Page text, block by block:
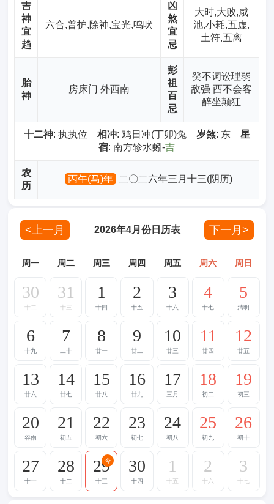
吉
神
宜
趋
六合,普护,除神,宝光,鸣吠
凶
煞
宜
忌
大时,大败,咸
池,小耗,五虚,
土符,五离
胎
神
房床门 外西南
彭
祖
百
忌
癸不词讼理弱
敌强 酉不会客
醉坐颠狂
十二神: 执执位 相冲: 鸡日冲(丁卯)兔 岁煞: 东 星
宿: 南方轸水蚓-吉
农
历
丙午(马)年 二〇二六年三月十三(阴历)
<上一月 2026年4月份日历表 下一月>
周一 周二 周三 周四 周五 周六 周日
30
十二
31
十三
1
十四
2
十五
3
十六
4
十七
5
清明
6
十九
7
二十
8
廿一
9
廿二
10
廿三
11
廿四
12
廿五
13
廿六
14
廿七
15
廿八
16
廿九
17
三月
18
初二
19
初三
20
谷雨
21
初五
22
初六
23
初七
24
初八
25
初九
26
初十
27
十一
28
十二
29
十三
今 30
十四
1
十五
2
十六
3
十七